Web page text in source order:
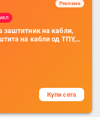
Реклама
заштитник на кабли,
на кабли од ТПУ,
на кабли, без
телефони, комплет
Купи сега